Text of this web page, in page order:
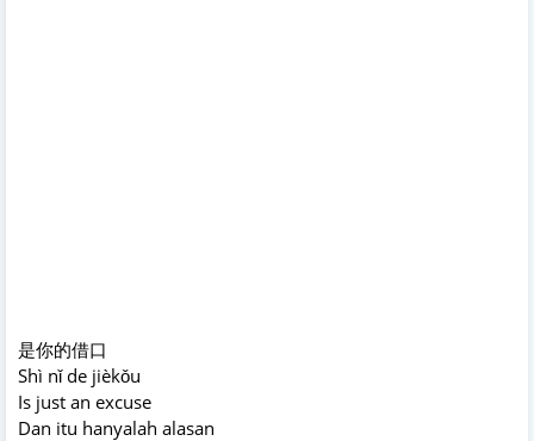
是你的借口
Shì nǐ de jièkǒu
Is just an excuse
Dan itu hanyalah alasan